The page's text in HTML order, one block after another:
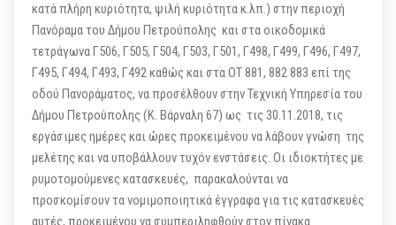
κατά πλήρη κυριότητα, ψιλή κυριότητα κ.λπ.) στην περιοχή
Πανόραμα του Δήμου Πετρούπολης και στα οικοδομικά
τετράγωνα Γ506, Γ505, Γ504, Γ503, Γ501, Γ498, Γ499, Γ496, Γ497,
Γ495, Γ494, Γ493, Γ492 καθώς και στα ΟΤ 881, 882 883 επί της
οδού Πανοράματος, να προσέλθουν στην Τεχνική Υπηρεσία του
Δήμου Πετρούπολης (Κ. Βάρναλη 67) ως τις 30.11.2018, τις
εργάσιμες ημέρες και ώρες προκειμένου να λάβουν γνώση της
μελέτης και να υποβάλλουν τυχόν ενστάσεις. Οι ιδιοκτήτες με
ρυμοτομούμενες κατασκευές, παρακαλούνται να
προσκομίσουν τα νομιμοποιητικά έγγραφα για τις κατασκευές
αυτές, προκειμένου να συμπεριληφθούν στον πίνακα